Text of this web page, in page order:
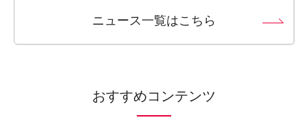
ニュース一覧はこちら
おすすめコンテンツ